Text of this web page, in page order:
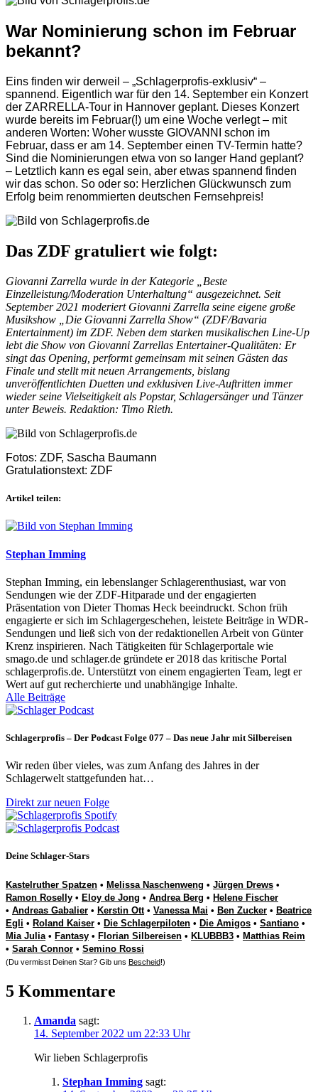
War Nominierung schon im Februar
bekannt?
Eins finden wir derweil – „Schlagerprofis-exklusiv“ –
spannend. Eigentlich war für den 14. September ein Konzert
der ZARRELLA-Tour in Hannover geplant. Dieses Konzert
wurde bereits im Februar(!) um eine Woche verlegt – mit
anderen Worten: Woher wusste GIOVANNI schon im
Februar, dass er am 14. September einen TV-Termin hatte?
Sind die Nominierungen etwa von so langer Hand geplant?
– Letztlich kann es egal sein, aber etwas spannend finden
wir das schon. So oder so: Herzlichen Glückwunsch zum
Erfolg beim renommierten deutschen Fernsehpreis!
Das ZDF gratuliert wie folgt:
Giovanni Zarrella wurde in der Kategorie „Beste
Einzelleistung/Moderation Unterhaltung“ ausgezeichnet. Seit
September 2021 moderiert Giovanni Zarrella seine eigene große
Musikshow „Die Giovanni Zarrella Show“ (ZDF/Bavaria
Entertainment) im ZDF. Neben dem starken musikalischen Line-Up
lebt die Show von Giovanni Zarrellas Entertainer-Qualitäten: Er
singt das Opening, performt gemeinsam mit seinen Gästen das
Finale und stellt mit neuen Arrangements, bislang
unveröffentlichten Duetten und exklusiven Live-Auftritten immer
wieder seine Vielseitigkeit als Popstar, Schlagersänger und Tänzer
unter Beweis. Redaktion: Timo Rieth.
Fotos: ZDF, Sascha Baumann
Gratulationstext: ZDF
Artikel teilen:
Stephan Imming
Stephan Imming, ein lebenslanger Schlagerenthusiast, war von
Sendungen wie der ZDF-Hitparade und der engagierten
Präsentation von Dieter Thomas Heck beeindruckt. Schon früh
engagierte er sich im Schlagergeschehen, leistete Beiträge in WDR-
Sendungen und ließ sich von der redaktionellen Arbeit von Günter
Krenz inspirieren. Nach Tätigkeiten für Schlagerportale wie
smago.de und schlager.de gründete er 2018 das kritische Portal
schlagerprofis.de. Unterstützt von einem engagierten Team, legt er
Wert auf gut recherchierte und unabhängige Inhalte.
Alle Beiträge
Schlagerprofis – Der Podcast Folge 077 – Das neue Jahr mit Silbereisen
Wir reden über vieles, was zum Anfang des Jahres in der
Schlagerwelt stattgefunden hat…
Direkt zur neuen Folge
Deine Schlager-Stars
Kastelruther Spatzen • Melissa Naschenweng • Jürgen Drews •
Ramon Roselly • Eloy de Jong • Andrea Berg • Helene Fischer
• Andreas Gabalier • Kerstin Ott• Vanessa Mai • Ben Zucker • Beatrice
Egli • Roland Kaiser • Die Schlagerpiloten • Die Amigos • Santiano •
Mia Julia • Fantasy • Florian Silbereisen • KLUBBB3 • Matthias Reim
• Sarah Connor • Semino Rossi
(Du vermisst Deinen Star? Gib uns Bescheid!)
5 Kommentare
Amanda sagt:
14. September 2022 um 22:33 Uhr
Wir lieben Schlagerprofis
Stephan Imming sagt: